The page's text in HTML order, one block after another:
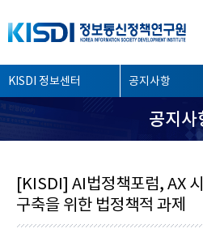
좌
측
메
KISDI 정보센터 공지사항
공지사
[KISDI] AI법정책포럼, AX
구축을 위한 법정책적 과제